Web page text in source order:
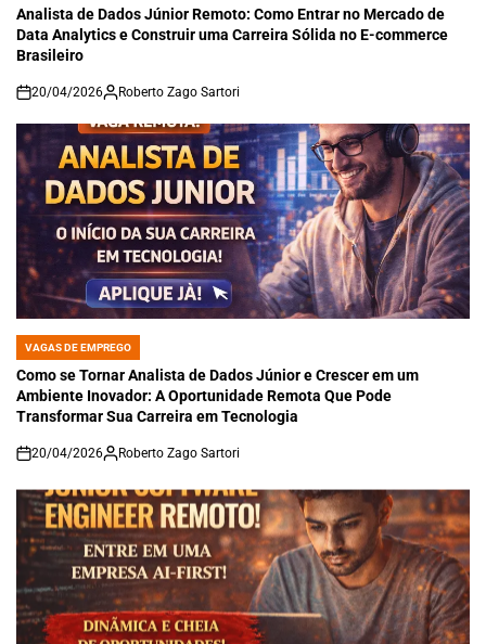
IN
Analista de Dados Júnior Remoto: Como Entrar no Mercado de
Data Analytics e Construir uma Carreira Sólida no E-commerce
Brasileiro
on
20/04/2026 Roberto Zago Sartori
POSTED
IN
VAGAS DE EMPREGO
Como se Tornar Analista de Dados Júnior e Crescer em um
Ambiente Inovador: A Oportunidade Remota Que Pode
Transformar Sua Carreira em Tecnologia
on
20/04/2026 Roberto Zago Sartori